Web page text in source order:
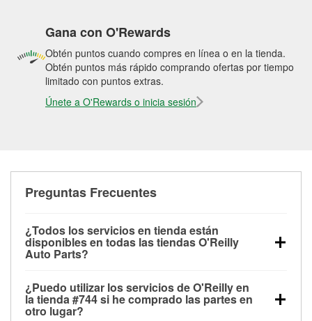
Gana con O'Rewards
Obtén puntos cuando compres en línea o en la tienda.
Obtén puntos más rápido comprando ofertas por tiempo
limitado con puntos extras.
Únete a O'Rewards o inicia sesión
Preguntas Frecuentes
¿Todos los servicios en tienda están
disponibles en todas las tiendas O'Reilly
Auto Parts?
las pruebas de batería, pruebas de alternador y
motor de arranque, revisión de la luz “Check Engine”
¿Puedo utilizar los servicios de O'Reilly en
la tienda #744 si he comprado las partes en
otro lugar?